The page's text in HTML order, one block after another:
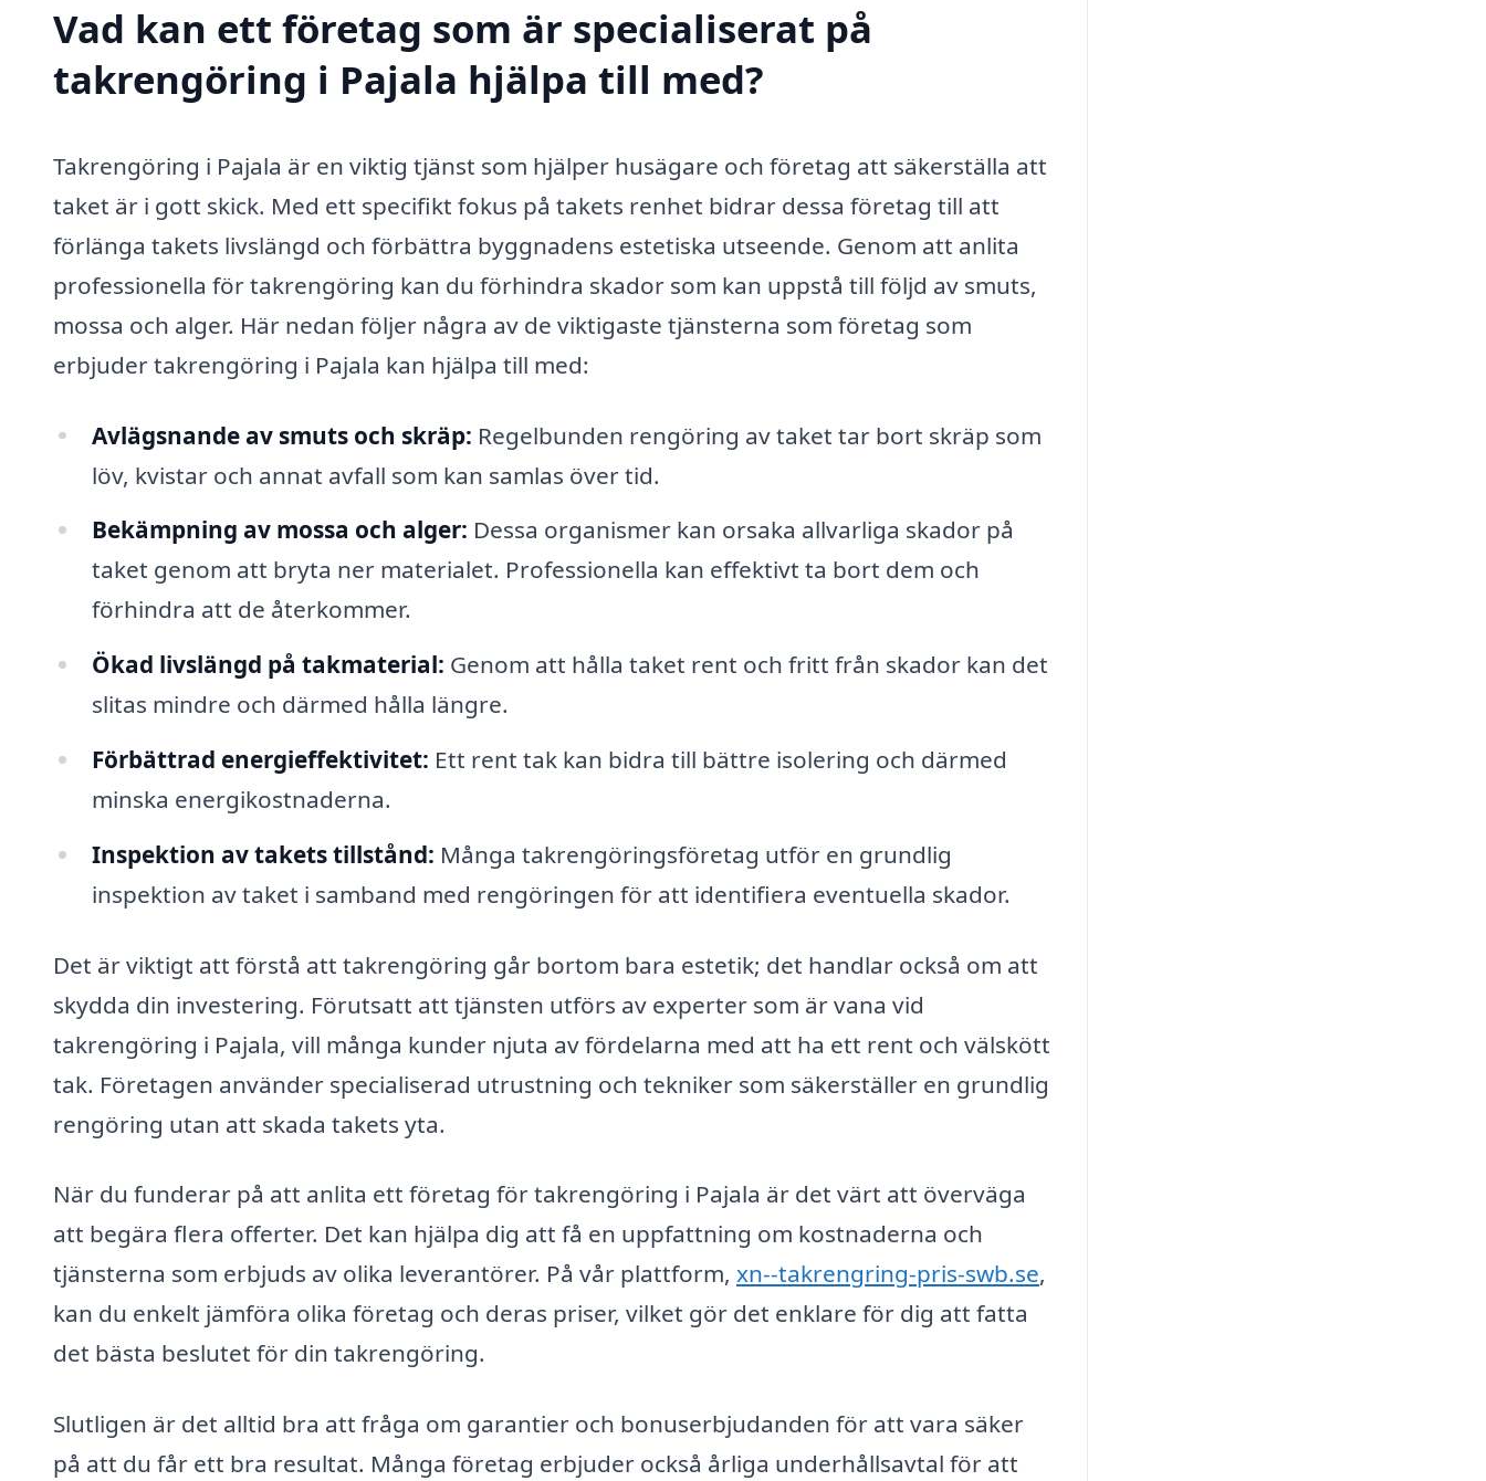
Vad kan ett företag som är specialiserat på
takrengöring i Pajala hjälpa till med?
Takrengöring i Pajala är en viktig tjänst som hjälper husägare och företag att säkerställa att
taket är i gott skick. Med ett specifikt fokus på takets renhet bidrar dessa företag till att
förlänga takets livslängd och förbättra byggnadens estetiska utseende. Genom att anlita
professionella för takrengöring kan du förhindra skador som kan uppstå till följd av smuts,
mossa och alger. Här nedan följer några av de viktigaste tjänsterna som företag som
erbjuder takrengöring i Pajala kan hjälpa till med:
Avlägsnande av smuts och skräp: Regelbunden rengöring av taket tar bort skräp som
löv, kvistar och annat avfall som kan samlas över tid.
Bekämpning av mossa och alger: Dessa organismer kan orsaka allvarliga skador på
taket genom att bryta ner materialet. Professionella kan effektivt ta bort dem och
förhindra att de återkommer.
Ökad livslängd på takmaterial: Genom att hålla taket rent och fritt från skador kan det
slitas mindre och därmed hålla längre.
Förbättrad energieffektivitet: Ett rent tak kan bidra till bättre isolering och därmed
minska energikostnaderna.
Inspektion av takets tillstånd: Många takrengöringsföretag utför en grundlig
inspektion av taket i samband med rengöringen för att identifiera eventuella skador.
Det är viktigt att förstå att takrengöring går bortom bara estetik; det handlar också om att
skydda din investering. Förutsatt att tjänsten utförs av experter som är vana vid
takrengöring i Pajala, vill många kunder njuta av fördelarna med att ha ett rent och välskött
tak. Företagen använder specialiserad utrustning och tekniker som säkerställer en grundlig
rengöring utan att skada takets yta.
När du funderar på att anlita ett företag för takrengöring i Pajala är det värt att överväga
att begära flera offerter. Det kan hjälpa dig att få en uppfattning om kostnaderna och
tjänsterna som erbjuds av olika leverantörer. På vår plattform, xn--takrengring-pris-swb.se,
kan du enkelt jämföra olika företag och deras priser, vilket gör det enklare för dig att fatta
det bästa beslutet för din takrengöring.
Slutligen är det alltid bra att fråga om garantier och bonuserbjudanden för att vara säker
på att du får ett bra resultat. Många företag erbjuder också årliga underhållsavtal för att